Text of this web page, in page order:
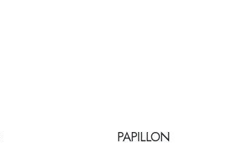
PAPILLON